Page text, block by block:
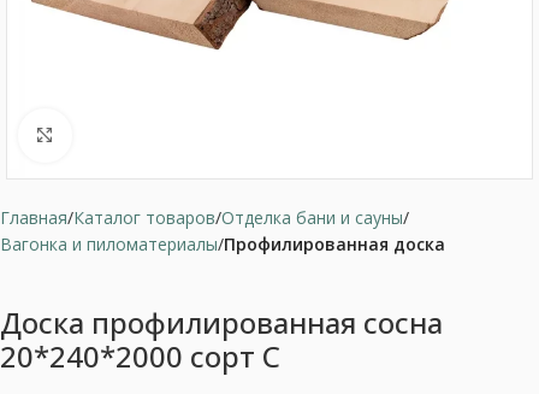
Главная Каталог товаров Отделка бани и сауны
Вагонка и пиломатериалы Профилированная доска
Доска профилированная сосна
20*240*2000 сорт С